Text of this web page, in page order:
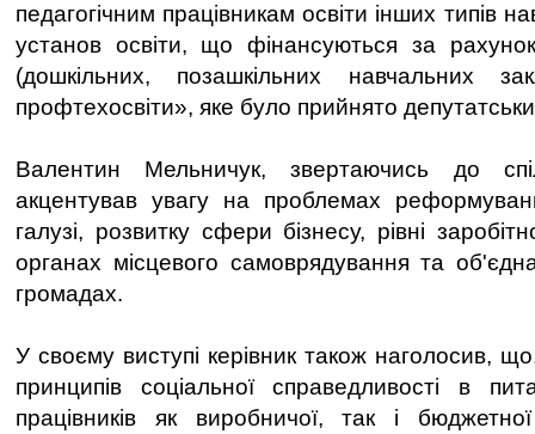
педагогічним працівникам освіти інших типів
установ освіти, що фінансуються за
(дошкільних, позашкільних навчальних
профтехосвіти», яке було прийнято
Валентин Мельничук, звертаючись до
акцентував увагу на проблемах
галузі, розвитку сфери бізнесу, рівні
органах місцевого самоврядування та
громадах.
У своєму виступі керівник також наголосив,
принципів соціальної справедливості в
працівників як виробничої, так і